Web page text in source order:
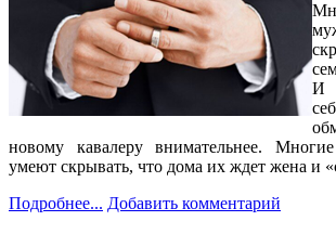
И
новому кавалеру внимательнее.
умеют скрывать, что дома их ждет жена и
Подробнее... Добавить комментарий